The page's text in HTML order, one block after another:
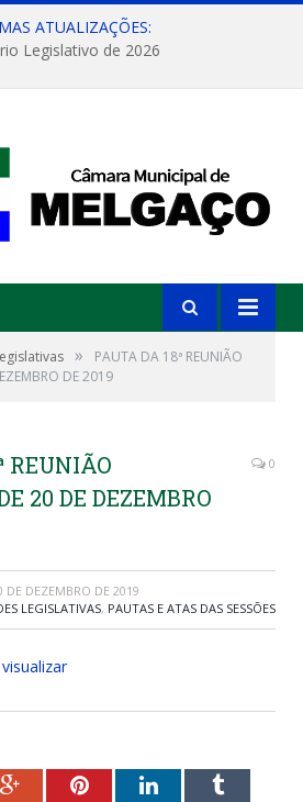
ATUALIZAÇÕES:
Legislativo de 2026
»
PAUTA DA 18ª REUNIÃO
DE 2019
REUNIÃO
20 DE DEZEMBRO
0
DE DEZEMBRO DE 2019
LEGISLATIVAS, PAUTAS E ATAS DAS SESSÕES
Google+PinterestLinkedInTumblr